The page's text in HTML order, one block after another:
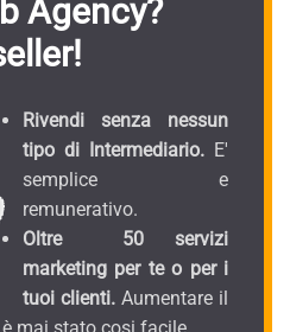
Agency?
Rivendi senza nessun
tipo di Intermediario. E'
semplice e
remunerativo.
Oltre 50 servizi
marketing per te o per i
tuoi clienti. Aumentare il